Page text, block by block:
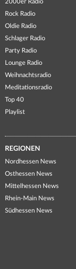
2000er Radio
Rock Radio
Oldie Radio
Schlager Radio
Party Radio
Lounge Radio
Weihnachtsradio
Meditationsradio
Top 40
Playlist
REGIONEN
Nordhessen News
Osthessen News
Mittelhessen News
Rhein-Main News
Südhessen News